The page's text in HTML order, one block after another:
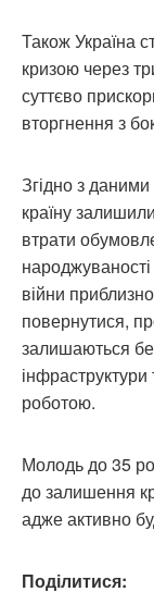
Також Україна
кризою через
суттєво
вторгнення з
Згідно з даними
країну
втрати
війни
повернутися,
залишаються
роботою.
Молодь до 35
до залишення
адже активно
Поділитися: